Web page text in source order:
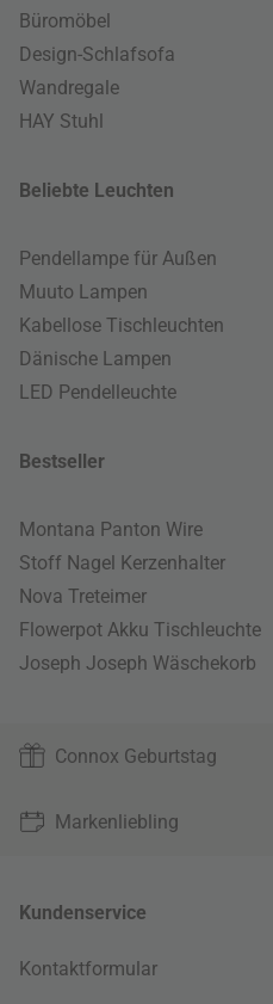
Büromöbel
Design-Schlafsofa
Wandregale
HAY Stuhl
Beliebte Leuchten
Pendellampe für Außen
Muuto Lampen
Kabellose Tischleuchten
Dänische Lampen
LED Pendelleuchte
Bestseller
Montana Panton Wire
Stoff Nagel Kerzenhalter
Nova Treteimer
Flowerpot Akku Tischleuchte
Joseph Joseph Wäschekorb
Connox Geburtstag
Markenliebling
Kundenservice
Kontaktformular